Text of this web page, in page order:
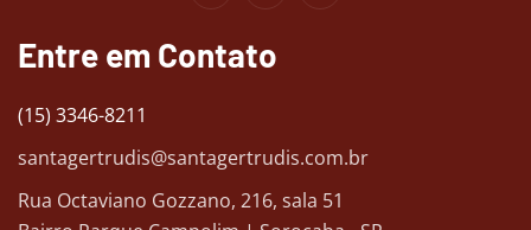
Entre em Contato
(15) 3346-8211
santagertrudis@santagertrudis.com.br
Rua Octaviano Gozzano, 216, sala 51